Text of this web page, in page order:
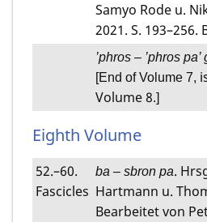
Samyo Rode u.
2021. S. 193–256.
’phros – ’phros pa’
[End of Volume 7,
Volume 8.]
Eighth Volume
52.–60.
Fascicles
ba – sbron pa.
Hartmann u.
Bearbeitet von